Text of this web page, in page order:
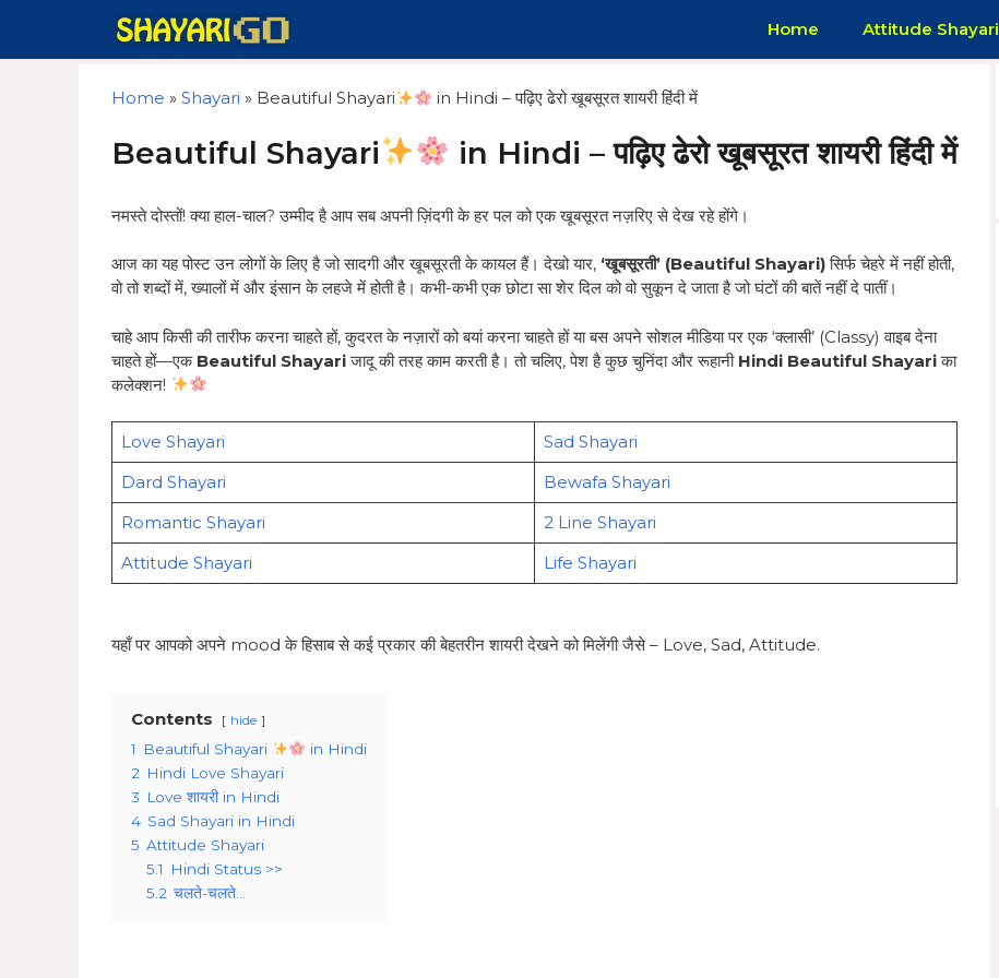
content
Home Attitude Shayari
Home » Shayari » Beautiful Shayari in Hindi – पढ़िए ढेरो खूबसूरत शायरी हिंदी में
Beautiful Shayari in Hindi – पढ़िए ढेरो खूबसूरत शायरी हिंदी में
नमस्ते दोस्तों! क्या हाल-चाल? उम्मीद है आप सब अपनी ज़िंदगी के हर पल को एक खूबसूरत नज़रिए से देख रहे होंगे।
आज का यह पोस्ट उन लोगों के लिए है जो सादगी और खूबसूरती के कायल हैं। देखो यार, ‘खूबसूरती’ (Beautiful Shayari)सिर्फ चेहरे में नहीं होती,
वो तो शब्दों में, ख्यालों में और इंसान के लहजे में होती है। कभी-कभी एक छोटा सा शेर दिल को वो सुकून दे जाता है जो घंटों की बातें नहीं दे पातीं।
चाहे आप किसी की तारीफ करना चाहते हों, कुदरत के नज़ारों को बयां करना चाहते हों या बस अपने सोशल मीडिया पर एक ‘क्लासी’ (Classy) वाइब देना
चाहते हों—एक Beautiful Shayariजादू की तरह काम करती है। तो चलिए, पेश है कुछ चुनिंदा और रूहानी Hindi Beautiful Shayariका
कलेक्शन!
Love Shayari
Sad Shayari
Dard Shayari
Bewafa Shayari
Romantic Shayari
2 Line Shayari
Attitude Shayari
Life Shayari
यहाँ पर आपको अपने mood के हिसाब से कई प्रकार की बेहतरीन शायरी देखने को मिलेंगी जैसे – Love, Sad, Attitude.
Contents hide
1 Beautiful Shayari
in Hindi
2 Hindi Love Shayari
3 Love शायरी in Hindi
4 Sad Shayari in Hindi
5 Attitude Shayari
5.1
Hindi Status >>
5.2 चलते-चलते…